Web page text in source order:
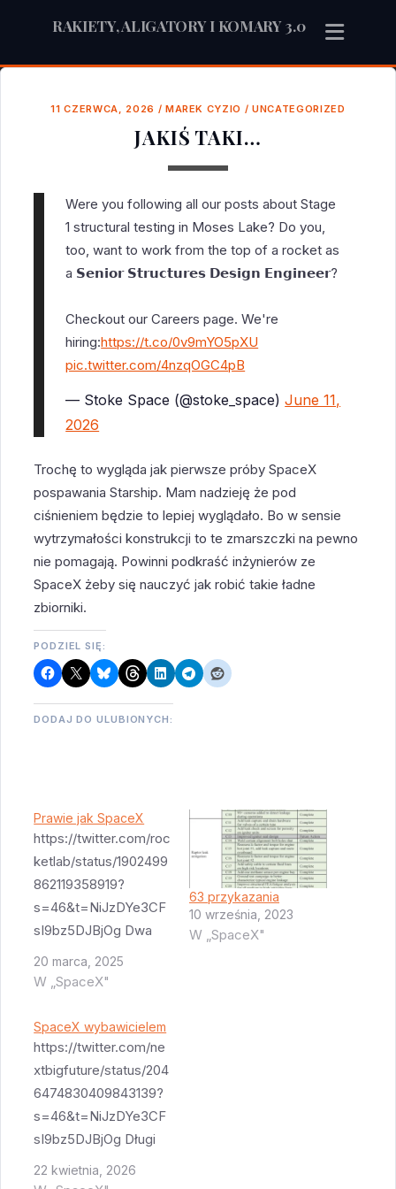
RAKIETY, ALIGATORY I KOMARY 3.0
11 CZERWCA, 2026 / MAREK CYZIO /UNCATEGORIZED
JAKIŚ TAKI…
Were you following all our posts about Stage
1 structural testing in Moses Lake? Do you,
too, want to work from the top of a rocket as
a 𝗦𝗲𝗻𝗶𝗼𝗿 𝗦𝘁𝗿𝘂𝗰𝘁𝘂𝗿𝗲𝘀 𝗗𝗲𝘀𝗶𝗴𝗻 𝗘𝗻𝗴𝗶𝗻𝗲𝗲𝗿?
Checkout our Careers page. We're
hiring:https://t.co/0v9mYO5pXU
pic.twitter.com/4nzqOGC4pB
— Stoke Space (@stoke_space)June 11,
2026
Trochę to wygląda jak pierwsze próby SpaceX
pospawania Starship. Mam nadzieję że pod
ciśnieniem będzie to lepiej wyglądało. Bo w sensie
wytrzymałości konstrukcji to te zmarszczki na pewno
nie pomagają. Powinni podkraść inżynierów ze
SpaceX żeby się nauczyć jak robić takie ładne
zbiorniki.
PODZIEL SIĘ:
DODAJ DO ULUBIONYCH:
Prawie jak SpaceX
https://twitter.com/roc
ketlab/status/1902499
862119358919?
s=46&t=NiJzDYe3CF
sI9bz5DJBjOg Dwa
starty w ciągu 3 dni z
jednej platformy. To
Trzy starty w ciągu
dwóch tygodni z
jednej platformy - to
też bliskie
osiągnięciom SpaceX.
RocketLab pokazuje
Zaczynam wierzyć w
20 marca, 2025
W „SpaceX"
63 przykazania
10 września, 2023
W „SpaceX"
SpaceX wybawicielem
https://twitter.com/ne
xtbigfuture/status/204
6474830409843139?
s=46&t=NiJzDYe3CF
sI9bz5DJBjOg Długi
post o tym jak SpaceX
jest krytyczny dla
22 kwietnia, 2026